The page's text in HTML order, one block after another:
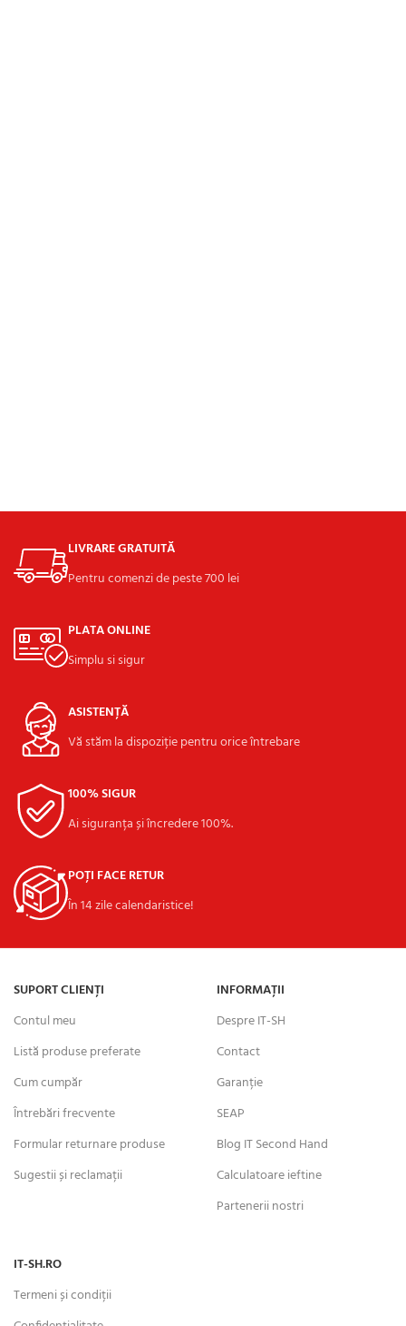
LIVRARE GRATUITĂ
Pentru comenzi de peste 700 lei
PLATA ONLINE
Simplu si sigur
ASISTENȚĂ
Vă stăm la dispoziție pentru orice întrebare
100% SIGUR
Ai siguranța și încredere 100%.
POȚI FACE RETUR
În 14 zile calendaristice!
SUPORT CLIENȚI
Contul meu
Listă produse preferate
Cum cumpăr
Întrebări frecvente
Formular returnare produse
Sugestii și reclamații
INFORMAȚII
Despre IT-SH
Contact
Garanție
SEAP
Blog IT Second Hand
Calculatoare ieftine
Partenerii nostri
IT-SH.RO
Termeni și condiții